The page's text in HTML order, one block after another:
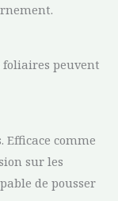
foliaires peuvent
Efficace comme
sur les
de pousser